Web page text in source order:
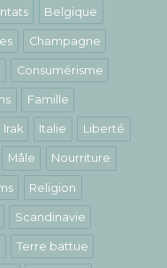
Belgique
Champagne
Consumérisme
Famille
Irak Italie Liberté
Mâle Nourriture
Religion
Scandinavie
Terre battue